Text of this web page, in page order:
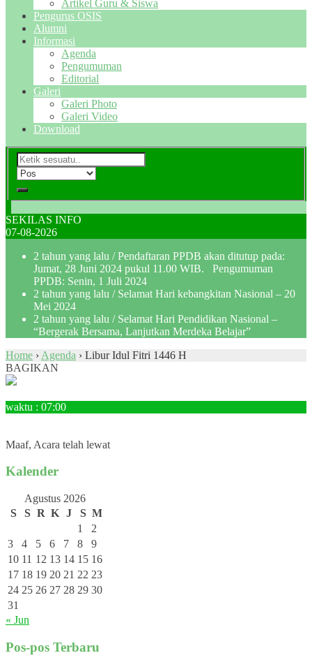
Artikel Guru & Siswa
Pengurus OSIS
Alumni
Informasi
Agenda
Pengumuman
Editorial
Galeri
Galeri Photo
Galeri Video
Download
SEKILAS INFO
07-08-2026
2 tahun yang lalu / Pendaftaran PPDB akan ditutup pada:
Jumat, 28 Juni 2024 pukul 11.00 WIB. Pengumuman
PPDB: Senin, 1 Juli 2024
2 tahun yang lalu / Selamat Hari kebangkitan Nasional – 20
Mei 2024
2 tahun yang lalu / Selamat Hari Pendidikan Nasional –
“Bergerak Bersama, Lanjutkan Merdeka Belajar”
Home › Agenda › Libur Idul Fitri 1446 H
BAGIKAN
waktu : 07:00
Maaf, Acara telah lewat
Kalender
Agustus 2026
S
S R K J S M
1
2
3
4 5 6 7 8
9
10 11 12 13 14 15 16
17 18 19 20 21 22 23
24 25 26 27 28 29 30
31
« Jun
Pos-pos Terbaru